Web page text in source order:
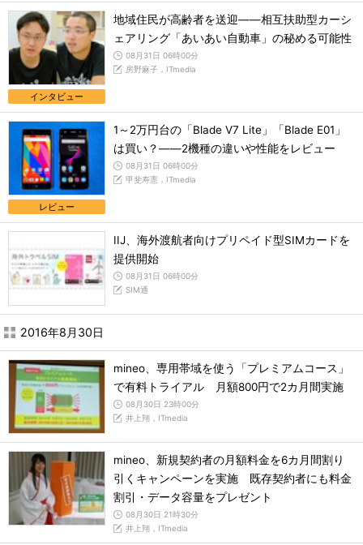
インタビュー
地域住民が高齢者を送迎――相互扶助型カーシ
ェアリング「あいあい自動車」の秘める可能性
08月31日 06時00分
房野麻子，ITmedia
レビュー
1～2万円台の「Blade V7 Lite」「Blade E01」
は買い？――2機種の違いや性能をレビュー
08月31日 06時00分
甲斐寿憲，ITmedia
IIJ、海外渡航者向けプリペイド型SIMカードを
提供開始
08月31日 06時00分
SIM通
2016年8月30日
mineo、専用帯域を使う「プレミアムコース」
で有料トライアル 月額800円で2カ月間実施
08月30日 23時00分
井上翔，ITmedia
mineo、新規契約者の月額料金を6カ月間割り
引くキャンペーンを実施 既存契約者にも料金
割引・データ容量をプレゼント
08月30日 21時30分
井上翔，ITmedia